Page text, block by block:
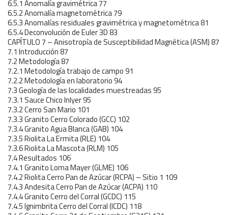
6.5.1 Anomalía gravimétrica 77
6.5.2 Anomalía magnetométrica 79
6.5.3 Anomalías residuales gravimétrica y magnetométrica 81
6.5.4 Deconvolución de Euler 3D 83
CAPÍTULO 7 – Anisotropía de Susceptibilidad Magnética (ASM) 87
7.1 Introducción 87
7.2 Metodología 87
7.2.1 Metodología trabajo de campo 91
7.2.2 Metodología en laboratorio 94
7.3 Geología de las localidades muestreadas 95
7.3.1 Sauce Chico Inlyer 95
7.3.2 Cerro San Mario 101
7.3.3 Granito Cerro Colorado (GCC) 102
7.3.4 Granito Agua Blanca (GAB) 104
7.3.5 Riolita La Ermita (RLE) 104
7.3.6 Riolita La Mascota (RLM) 105
7.4 Resultados 106
7.4.1 Granito Loma Mayer (GLME) 106
7.4.2 Riolita Cerro Pan de Azúcar (RCPA) – Sitio 1 109
7.4.3 Andesita Cerro Pan de Azúcar (ACPA) 110
7.4.4 Granito Cerro del Corral (GCDC) 115
7.4.5 Ignimbrita Cerro del Corral (ICDC) 118